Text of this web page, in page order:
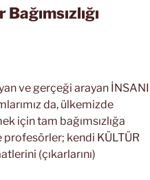
ve gerçeği arayan İNSANI
da, ülkemizde
için tam bağımsızlığa
kendi KÜLTÜR
(çıkarlarını)